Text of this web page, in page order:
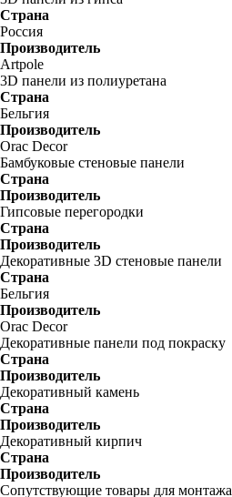
Страна
Россия
Производитель
Artpole
3D панели из полиуретана
Страна
Бельгия
Производитель
Orac Decor
Бамбуковые стеновые панели
Страна
Производитель
Гипсовые перегородки
Страна
Производитель
Декоративные 3D стеновые панели
Страна
Бельгия
Производитель
Orac Decor
Декоративные панели под покраску
Страна
Производитель
Декоративный камень
Страна
Производитель
Декоративный кирпич
Страна
Производитель
Сопутствующие товары для монтажа